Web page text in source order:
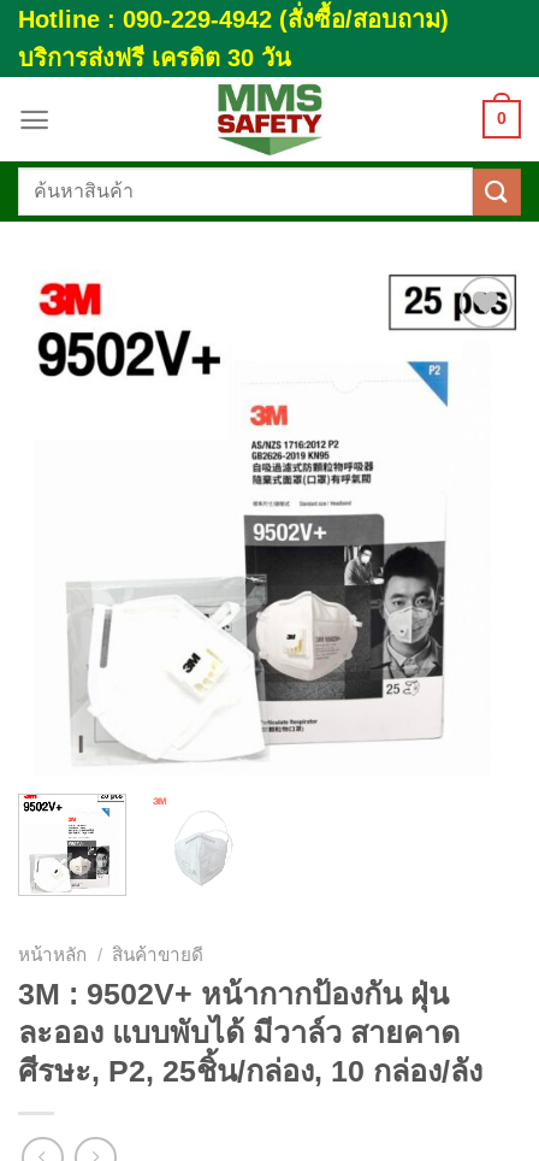
Skip
to
content
Hotline : 090-229-4942 (สั่งซื้อ/สอบถาม)
บริการส่งฟรี เครดิต 30 วัน
0
ค้นหา:
wishlist
หน้าหลัก / สินค้าขายดี
3M : 9502V+ หน้ากากป้องกัน ฝุ่น
ละออง แบบพับได้ มีวาล์ว สายคาด
ศีรษะ, P2, 25ชิ้น/กล่อง, 10 กล่อง/ลัง